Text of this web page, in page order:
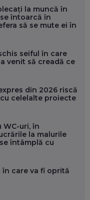
DE LA CLUJ PENTRU
ȘI FERME
BANK: AUTOMATIZĂM
CU COMUNITATEA
PE SCENĂ, INVITATUL
LA CEILALȚI. VIN JASON
PESTE 60 DE
la muncă în
întoarcă în
să se mute ei în
seiful în care
venit să creadă ce
din 2026 riscă
celelalte proiecte
WC-uri, în
la malurile
întâmplă cu
care va fi oprită